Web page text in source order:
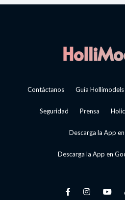
Contáctanos Guía Hollimodels
Seguridad Prensa
Descarga la App
Descarga la App en